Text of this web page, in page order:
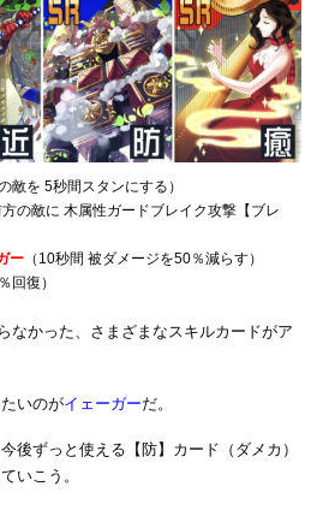
敵を 5秒間スタンにする）
方の敵に 木属性ガードブレイク攻撃【ブレ
ー （10秒間 被ダメージを50％減らす）
回復）
なかった、さまざまなスキルカードがア
いのがイェーガーだ。
後ずっと使える【防】カード（ダメカ）
いこう。